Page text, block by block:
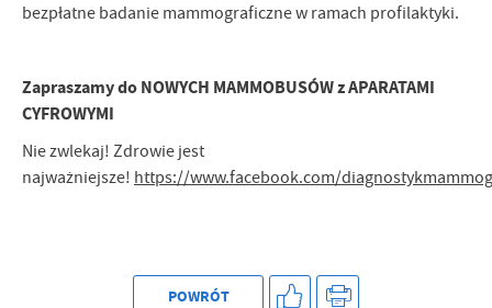
bezpłatne badanie mammograficzne w ramach profilaktyki.
Zapraszamy do NOWYCH MAMMOBUSÓW z APARATAMI
CYFROWYMI
Nie zwlekaj! Zdrowie jest
najważniejsze! https://www.facebook.com/
POWRÓT